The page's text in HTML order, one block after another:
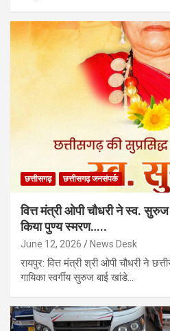
छत्तीसगढ़ छत्तीसगढ़ जनसंपर्क
वित्त मंत्री ओपी चौधरी ने स्व.
किया पुण्य स्मरण…..
June 12, 2026 News Desk
रायपुर: वित्त मंत्री श्री ओपी चौधरी ने
गायिका स्वर्गीय सुरुज बाई खांडे…